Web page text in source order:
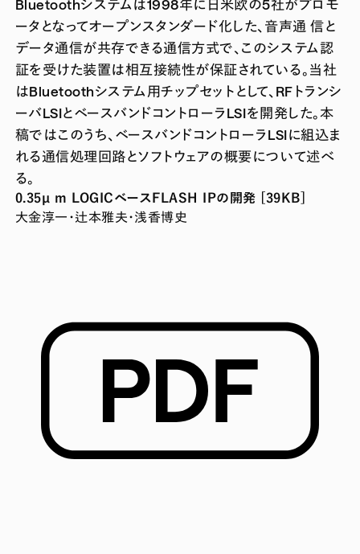
Bluetoothシステムは1998年に日米欧の5社がプロモ
ータとなってオープンスタンダード化した、音声通 信と
データ通信が共存できる通信方式で、このシステム認
証を受けた装置は相互接続性が保証されている。当社
はBluetoothシステム用チップセットとして、RFトランシ
ーバLSIとベースバンドコントローラLSIを開発した。本
稿ではこのうち、ベースバンドコントローラLSIに組込ま
れる通信処理回路とソフトウェアの概要について述べ
る。
0.35µ m LOGICベースFLASH IPの開発 [39KB]
大金淳一・辻本雅夫・浅香博史